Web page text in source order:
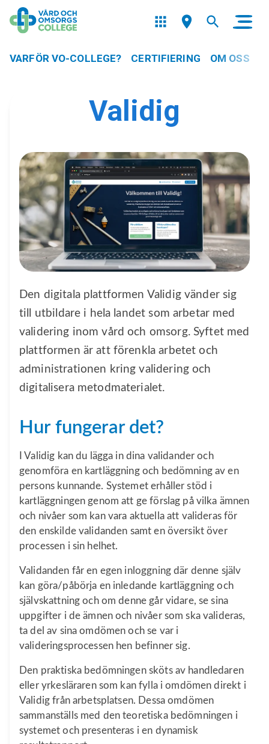
VARFÖR VO-COLLEGE? CERTIFIERING OM OSS
Validig
Den digitala plattformen Validig vänder sig
till utbildare i hela landet som arbetar med
validering inom vård och omsorg. Syftet med
plattformen är att förenkla arbetet och
administrationen kring validering och
digitalisera metodmaterialet.
Hur fungerar det?
I Validig kan du lägga in dina validander och
genomföra en kartläggning och bedömning av en
persons kunnande. Systemet erhåller stöd i
kartläggningen genom att ge förslag på vilka ämnen
och nivåer som kan vara aktuella att valideras för
den enskilde validanden samt en översikt över
processen i sin helhet.
Validanden får en egen inloggning där denne själv
kan göra/påbörja en inledande kartläggning och
självskattning och om denne går vidare, se sina
uppgifter i de ämnen och nivåer som ska valideras,
ta del av sina omdömen och se var i
valideringsprocessen hen befinner sig.
Den praktiska bedömningen sköts av handledaren
eller yrkesläraren som kan fylla i omdömen direkt i
Validig från arbetsplatsen. Dessa omdömen
sammanställs med den teoretiska bedömningen i
systemet och presenteras i en dynamisk